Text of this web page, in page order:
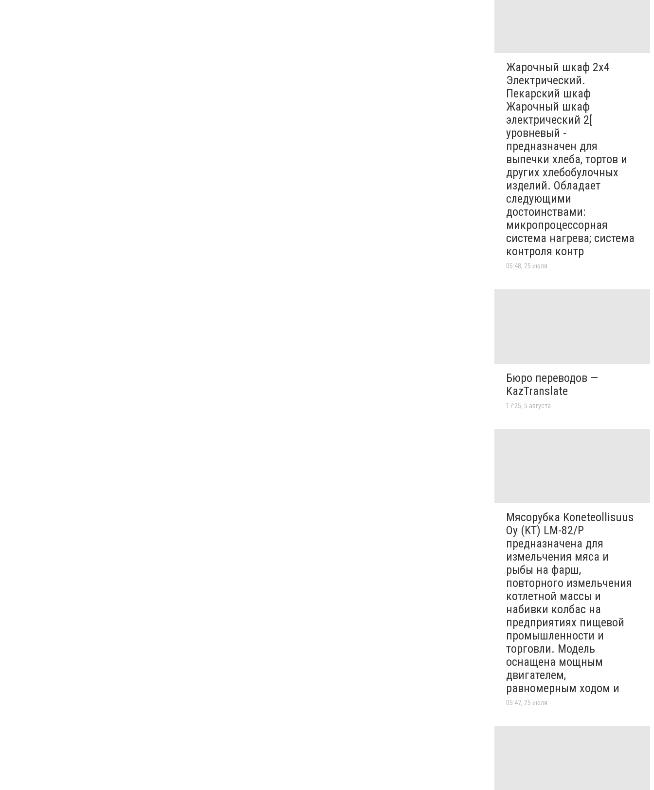
Жарочный шкаф 2х4
Электрический.
Пекарский шкаф
Жарочный шкаф
электрический 2[
уровневый -
предназначен для
выпечки хлеба, тортов и
других хлебобулочных
изделий. Обладает
следующими
достоинствами:
микропроцессорная
система нагрева; система
контроля контр
05:48, 25 июля
Бюро переводов —
KazTranslate
17:25, 5 августа
Мясорубка Koneteollisuus
Oy (KT)​ LM-82/P
предназначена для
измельчения мяса и
рыбы на фарш,
повторного измельчения
котлетной массы и
набивки колбас на
предприятиях пищевой
промышленности и
торговли. Модель
оснащена мощным
двигателем,
равномерным ходом и
05:47, 25 июля